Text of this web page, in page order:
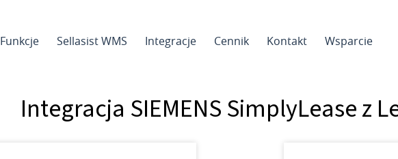
Funkcje Sellasist WMS Integracje Cennik Kontakt Wsparcie
Integracja SIEMENS SimplyLease z